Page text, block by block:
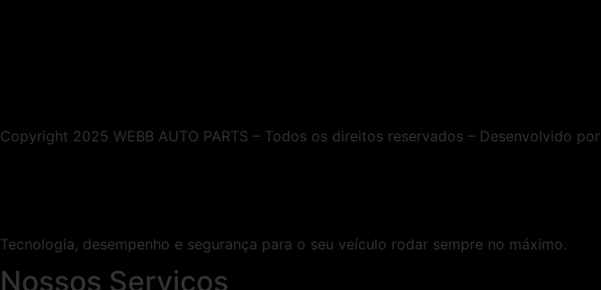
Copyright 2025 WEBB AUTO PARTS – Todos os direitos reservados – Desenvolvido por
Tecnologia, desempenho e segurança para o seu veículo rodar sempre no máximo.
Nossos Serviços